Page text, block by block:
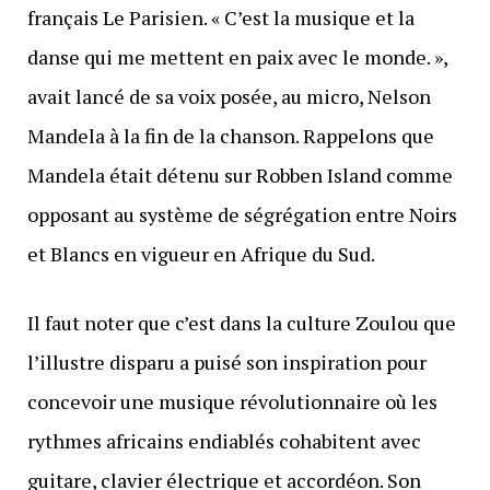
français Le Parisien. « C’est la musique et la
danse qui me mettent en paix avec le monde. »,
avait lancé de sa voix posée, au micro, Nelson
Mandela à la fin de la chanson. Rappelons que
Mandela était détenu sur Robben Island comme
opposant au système de ségrégation entre Noirs
et Blancs en vigueur en Afrique du Sud.
Il faut noter que c’est dans la culture Zoulou que
l’illustre disparu a puisé son inspiration pour
concevoir une musique révolutionnaire où les
rythmes africains endiablés cohabitent avec
guitare, clavier électrique et accordéon. Son